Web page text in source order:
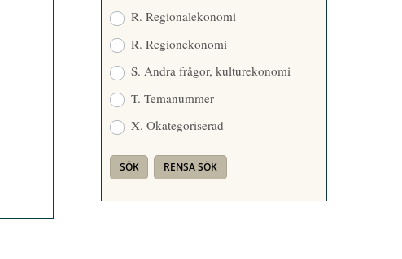
R. Regionalekonomi
R. Regionekonomi
S. Andra frågor, kulturekonomi
T. Temanummer
X. Okategoriserad